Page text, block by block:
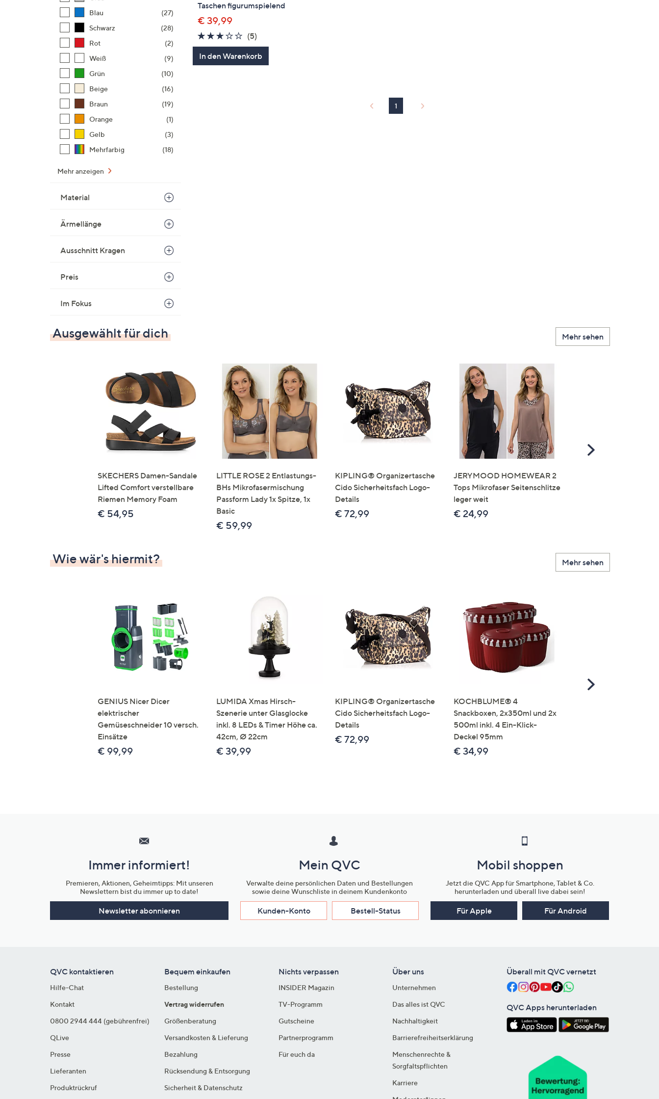
Blau
(27)
Schwarz
(28)
Rot
(2)
Weiß
(9)
Grün
(10)
Beige
(16)
Braun
(19)
Orange
(1)
Gelb
(3)
Mehrfarbig
(18)
Mehr anzeigen
Material
Ärmellänge
Ausschnitt Kragen
Preis
Im Fokus
Taschen figurumspielend
€ 39,99
2.8
von
5
(5)5
Bewertungen
In den Warenkorb
1
Ausgewählt für dich Mehr sehen
SKECHERS Damen-Sandale
Lifted Comfort verstellbare
Riemen Memory Foam
€ 54,95
LITTLE ROSE 2 Entlastungs-
BHs Mikrofasermischung
Passform Lady 1x Spitze, 1x
Basic
€ 59,99
KIPLING® Organizertasche
Cido Sicherheitsfach Logo-
Details
€ 72,99
JERYMOOD HOMEWEAR 2
Tops Mikrofaser Seitenschlitze
leger weit
€ 24,99
Scroll
Wie wär's hiermit? Mehr sehen
GENIUS Nicer Dicer
elektrischer
Gemüseschneider 10 versch.
Einsätze
€ 99,99
LUMIDA Xmas Hirsch-
Szenerie unter Glasglocke
inkl. 8 LEDs & Timer Höhe ca.
42cm, Ø 22cm
€ 39,99
KIPLING® Organizertasche
Cido Sicherheitsfach Logo-
Details
€ 72,99
KOCHBLUME® 4
Snackboxen, 2x350ml und 2x
500ml inkl. 4 Ein-Klick-
Deckel 95mm
€ 34,99
Scroll
Unternehmensinformationen
Immer informiert!
Premieren, Aktionen, Geheimtipps: Mit unseren
Newslettern bist du immer up to date!
Newsletter abonnieren
Mein QVC
Verwalte deine persönlichen Daten und Bestellungen
sowie deine Wunschliste in deinem Kundenkonto
Kunden-Konto Bestell-Status
Mobil shoppen
Jetzt die QVC App für Smartphone, Tablet & Co.
herunterladen und überall live dabei sein!
Für Apple Für Android
QVC kontaktieren
Hilfe-Chat
Kontakt
0800 2944 444 (gebührenfrei)
QLive
Presse
Lieferanten
Produktrückruf
Bequem einkaufen
Bestellung
Vertrag widerrufen
Größenberatung
Versandkosten & Lieferung
Bezahlung
Rücksendung & Entsorgung
Sicherheit & Datenschutz
Nichts verpassen
INSIDER Magazin
TV-Programm
Gutscheine
Partnerprogramm
Für euch da
Über uns
Unternehmen
Das alles ist QVC
Nachhaltigkeit
Barrierefreiheitserklärung
Menschenrechte &
Sorgfaltspflichten
Karriere
Überall mit QVC vernetzt
QVC Apps herunterladen